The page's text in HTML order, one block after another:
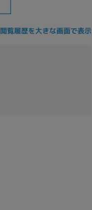
閲覧履歴を大きな画面で表示